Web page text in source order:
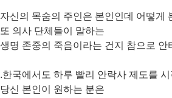
자신의 목숨의 주인은 본인인데 어떻게
또 의사 단체들이 말하는
생명 존중의 죽음이라는 건지 참으로 안
.한국에서도 하루 빨리 안락사 제도를
당신 본인이 원하는 분은